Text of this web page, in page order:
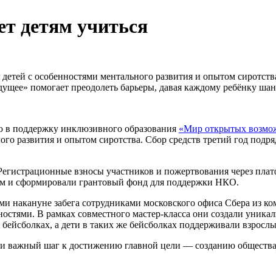
детям учиться
с особенностями ментального развития и опытом
помогает преодолеть барьеры, давая каждому ребёнку
поддержку инклюзивного образования «Мир открытых
и опытом сиротства. Сбор средств третий год
взносы участников и пожертвования через
и сформировали грантовый фонд для поддержки НКО.
накануне забега сотрудниками московского офиса Сбера из
В рамках совместного мастер-класса они создали
а дети в таких же бейсболках поддерживали
важный шаг к достижению главной цели — созданию